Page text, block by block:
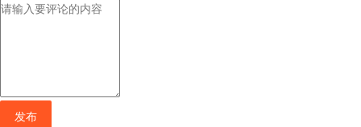
发布